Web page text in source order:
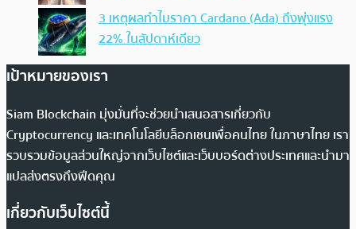
3 เหตุผลทำไมราคา Cardano (Ada) ถึงพุ่งแรง
22% ในสัปดาห์เดียว
เป้าหมายของเรา
Siam Blockchain มุ่งมั่นที่จะช่วยนำเสนอสารเกี่ยวกับ
Cryptocurrency และเทคโนโลยีบล็อกเชนเพื่อคนไทย ในภาษาไทย เรา
รวบรวมข้อมูลส่วนใหญ่จากเว็บไซต์และเว็บบอร์ดต่างประเทศและนำมา
แปลส่งตรงถึงฟีดคุณ
เกี่ยวกับเว็บไซต์นี้